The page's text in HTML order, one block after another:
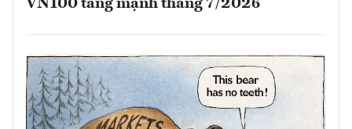
VN100 tăng mạnh tháng 7/2026